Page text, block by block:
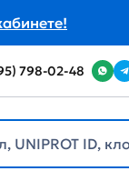
798-02-48